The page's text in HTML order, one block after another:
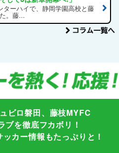
ーハイで、静岡学園高校と藤
。藤...
ビロ磐田、藤枝MYFC
ブを徹底フカボリ！
カー情報もたっぷりと！